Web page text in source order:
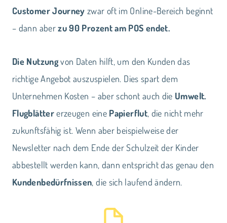
Customer Journey zwar oft im Online-Bereich beginnt
– dann aberzu 90 Prozent am POS endet.
Die Nutzungvon Daten hilft, um den Kunden das
richtige Angebot auszuspielen. Dies spart dem
Unternehmen Kosten – aber schont auch die Umwelt.
Flugblättererzeugen eine Papierflut, die nicht mehr
zukunftsfähig ist. Wenn aber beispielweise der
Newsletter nach dem Ende der Schulzeit der Kinder
abbestellt werden kann, dann entspricht das genau den
Kundenbedürfnissen, die sich laufend ändern.